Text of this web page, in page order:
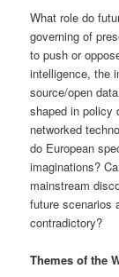
What role do
governing of
to push or
intelligence, the
source/open
shaped in policy
networked
do European
imaginations?
mainstream
future scenarios
contradictory?
Themes of the